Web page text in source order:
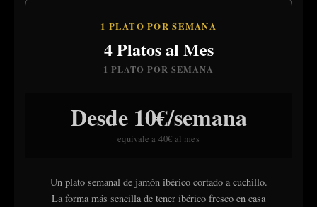
1 PLATO POR SEMANA
4 Platos al Mes
1 PLATO POR SEMANA
Desde 10€/semana
equivale a 40€ al mes
Un plato semanal de jamón ibérico cortado a cuchillo.
La forma más sencilla de tener ibérico fresco en casa